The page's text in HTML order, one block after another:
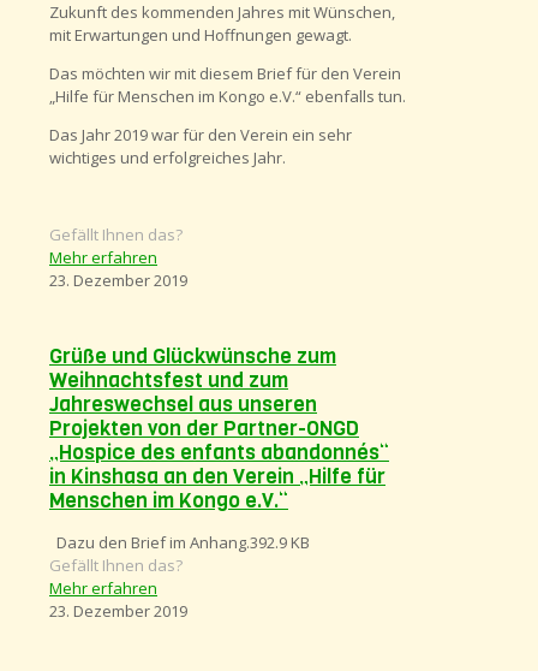
Zukunft des kommenden Jahres mit Wünschen,
mit Erwartungen und Hoffnungen gewagt.
Das möchten wir mit diesem Brief für den Verein
„Hilfe für Menschen im Kongo e.V.“ ebenfalls tun.
Das Jahr 2019 war für den Verein ein sehr
wichtiges und erfolgreiches Jahr.
Gefällt Ihnen das?
Mehr erfahren
23. Dezember 2019
Grüße und Glückwünsche zum
Weihnachtsfest und zum
Jahreswechsel aus unseren
Projekten von der Partner-ONGD
„Hospice des enfants abandonnés“
in Kinshasa an den Verein „Hilfe für
Menschen im Kongo e.V.“
Dazu den Brief im Anhang.392.9 KB
Gefällt Ihnen das?
Mehr erfahren
23. Dezember 2019